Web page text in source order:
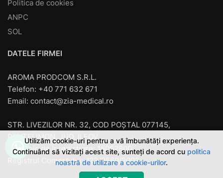
Politica de cookies
ANPC
SOL
DATELE FIRMEI
AROMA PRODCOM S.R.L.
Telefon: +40 771 632 671
Email: contact@zia-medical.ro
STR. LIVEZILOR NR. 32, COD POȘTAL 077145,
PANTELIMON, JUD. ILFOV
Cod unic de Înregistrare: 15062800
Registrul Comerţului: J23/2569/2002
Utilizăm cookie-uri pentru a vă îmbunătăți experiența.
Continuând să vizitați acest site, sunteți de acord cu politica
noastră de utilizare a cookie-urilor.